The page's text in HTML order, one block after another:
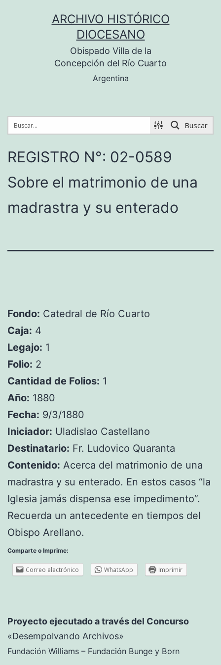
ARCHIVO HISTÓRICO
DIOCESANO
Obispado Villa de la
Concepción del Río Cuarto
Argentina
Buscar
REGISTRO N°: 02-0589
Sobre el matrimonio de una
madrastra y su enterado
Fondo: Catedral de Río Cuarto
Caja: 4
Legajo: 1
Folio: 2
Cantidad de Folios: 1
Año: 1880
Fecha: 9/3/1880
Iniciador: Uladislao Castellano
Destinatario: Fr. Ludovico Quaranta
Contenido: Acerca del matrimonio de una
madrastra y su enterado. En estos casos “la
Iglesia jamás dispensa ese impedimento”.
Recuerda un antecedente en tiempos del
Obispo Arellano.
Comparte o Imprime:
Correo electrónico WhatsApp Imprimir
Proyecto ejecutado a través del Concurso
«Desempolvando Archivos»
Fundación Williams – Fundación Bunge y Born